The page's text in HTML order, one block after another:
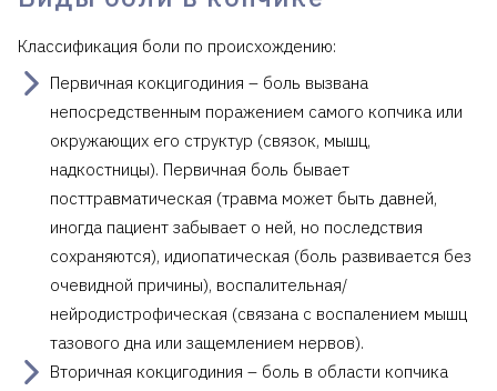
Классификация боли по происхождению:
Первичная кокцигодиния – боль вызвана
непосредственным поражением самого копчика или
окружающих его структур (связок, мышц,
надкостницы). Первичная боль бывает
посттравматическая (травма может быть давней,
иногда пациент забывает о ней, но последствия
сохраняются), идиопатическая (боль развивается без
очевидной причины), воспалительная/
нейродистрофическая (связана с воспалением мышц
тазового дна или защемлением нервов).
Вторичная кокцигодиния – боль в области копчика